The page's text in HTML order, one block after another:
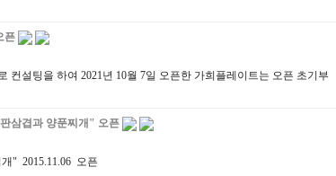
픈
컨설팅을 하여 2021년 10월 7일 오픈한 가희플레이트는 오픈 초기부
삼겹과 양푼찌개" 오픈
" 2015.11.06 오픈